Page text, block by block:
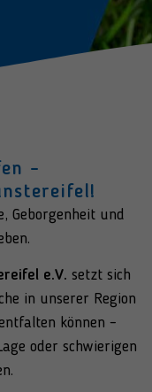
–
Geborgenheit und
e.V. setzt sich
in unserer Region
können –
oder schwierigen